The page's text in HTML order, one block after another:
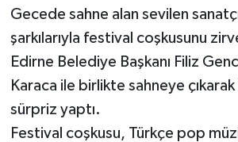
Gecede sahne alan sevilen
şarkılarıyla festival coşkusunu
Edirne Belediye Başkanı Filiz
Karaca ile birlikte sahneye
sürpriz yaptı.
Festival coşkusu, Türkçe pop